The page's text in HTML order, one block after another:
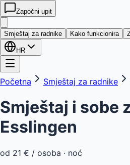
Započni upit
kwatera
Smještaj za radnike Kako funkcionira
HR
Početna Smještaj za radnike
Smještaj i sobe
Esslingen
od 21 € / osoba · noć